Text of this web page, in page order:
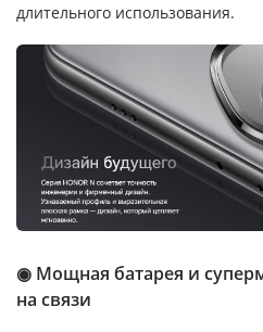
длительного использования.
◉ Мощная батарея и
на связи